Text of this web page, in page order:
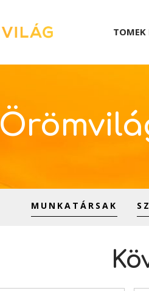
TOMEK
MUNKATÁRSAK